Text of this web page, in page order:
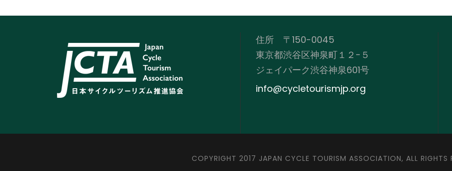
住所 〒150-0045
東京都渋谷区神泉町１２−５
ジェイパーク渋谷神泉601号
info@cycletourismjp.org
COPYRIGHT 2017 JAPAN CYCLE TOURISM ASSOCIATION, ALL RIGHTS